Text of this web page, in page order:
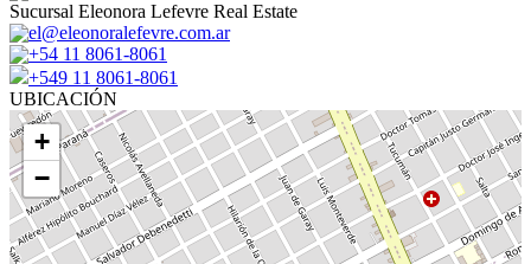
Sucursal Eleonora Lefevre Real Estate
el@eleonoralefevre.com.ar
+54 11 8061-8061
+549 11 8061-8061
UBICACIÓN
+
−